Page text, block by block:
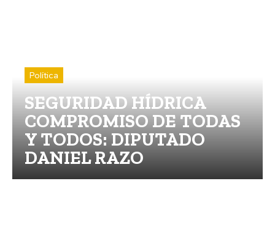
Política
SEGURIDAD HÍDRICA
COMPROMISO DE TODAS
Y TODOS: DIPUTADO
DANIEL RAZO